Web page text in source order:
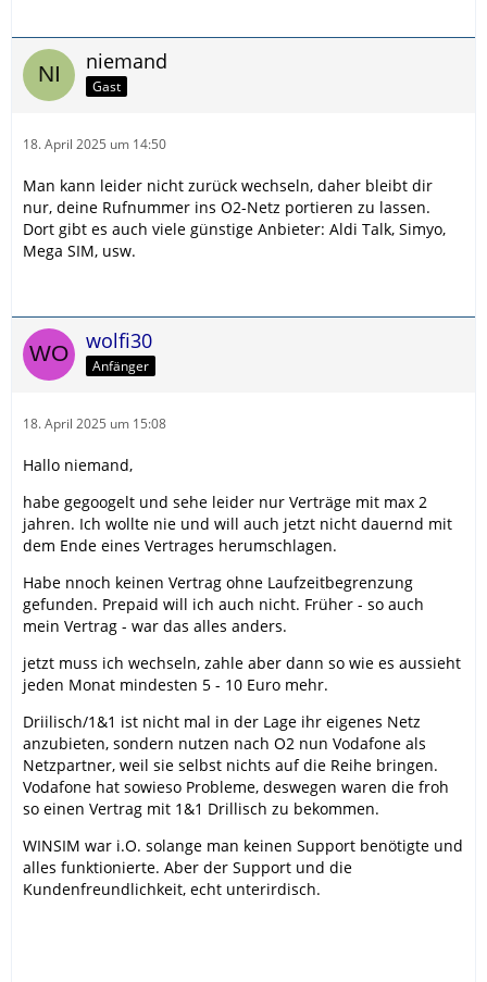
niemand
Gast
18. April 2025 um 14:50
Man kann leider nicht zurück wechseln, daher bleibt dir
nur, deine Rufnummer ins O2-Netz portieren zu lassen.
Dort gibt es auch viele günstige Anbieter: Aldi Talk, Simyo,
Mega SIM, usw.
wolfi30
Anfänger
18. April 2025 um 15:08
Hallo niemand,
habe gegoogelt und sehe leider nur Verträge mit max 2
jahren. Ich wollte nie und will auch jetzt nicht dauernd mit
dem Ende eines Vertrages herumschlagen.
Habe nnoch keinen Vertrag ohne Laufzeitbegrenzung
gefunden. Prepaid will ich auch nicht. Früher - so auch
mein Vertrag - war das alles anders.
jetzt muss ich wechseln, zahle aber dann so wie es aussieht
jeden Monat mindesten 5 - 10 Euro mehr.
Driilisch/1&1 ist nicht mal in der Lage ihr eigenes Netz
anzubieten, sondern nutzen nach O2 nun Vodafone als
Netzpartner, weil sie selbst nichts auf die Reihe bringen.
Vodafone hat sowieso Probleme, deswegen waren die froh
so einen Vertrag mit 1&1 Drillisch zu bekommen.
WINSIM war i.O. solange man keinen Support benötigte und
alles funktionierte. Aber der Support und die
Kundenfreundlichkeit, echt unterirdisch.